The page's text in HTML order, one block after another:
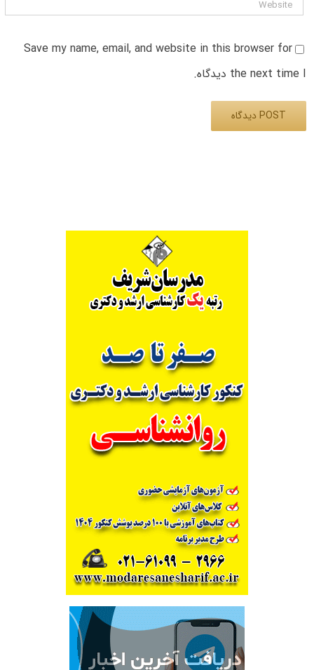
Save my name, email, and website in this browser for
the next time I دیدگاه.